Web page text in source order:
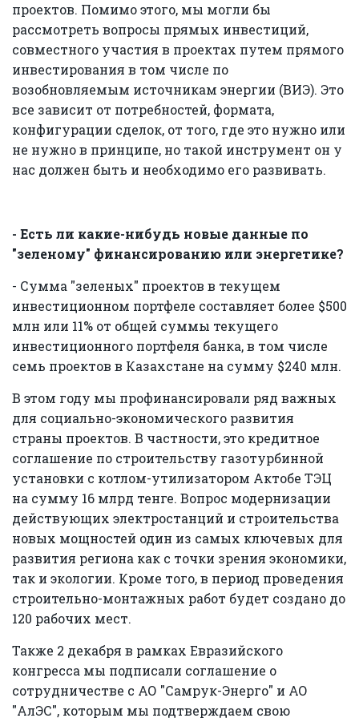
проектов. Помимо этого, мы могли бы
рассмотреть вопросы прямых инвестиций,
совместного участия в проектах путем прямого
инвестирования в том числе по
возобновляемым источникам энергии (ВИЭ). Это
все зависит от потребностей, формата,
конфигурации сделок, от того, где это нужно или
не нужно в принципе, но такой инструмент он у
нас должен быть и необходимо его развивать.
- Есть ли какие-нибудь новые данные по
"зеленому" финансированию или энергетике?
- Сумма "зеленых" проектов в текущем
инвестиционном портфеле составляет более $500
млн или 11% от общей суммы текущего
инвестиционного портфеля банка, в том числе
семь проектов в Казахстане на сумму $240 млн.
В этом году мы профинансировали ряд важных
для социально-экономического развития
страны проектов. В частности, это кредитное
соглашение по строительству газотурбинной
установки с котлом-утилизатором Актобе ТЭЦ
на сумму 16 млрд тенге. Вопрос модернизации
действующих электростанций и строительства
новых мощностей один из самых ключевых для
развития региона как с точки зрения экономики,
так и экологии. Кроме того, в период проведения
строительно-монтажных работ будет создано до
120 рабочих мест.
Также 2 декабря в рамках Евразийского
конгресса мы подписали соглашение о
сотрудничестве с АО "Самрук-Энерго" и АО
"АлЭС", которым мы подтверждаем свою